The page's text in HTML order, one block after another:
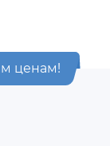
ценам!